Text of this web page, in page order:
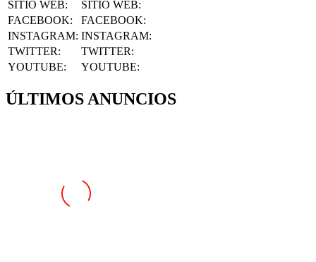
SITIO WEB:
SITIO WEB:
FACEBOOK:
FACEBOOK:
INSTAGRAM: INSTAGRAM:
TWITTER:
TWITTER:
YOUTUBE: YOUTUBE:
ÚLTIMOS ANUNCIOS